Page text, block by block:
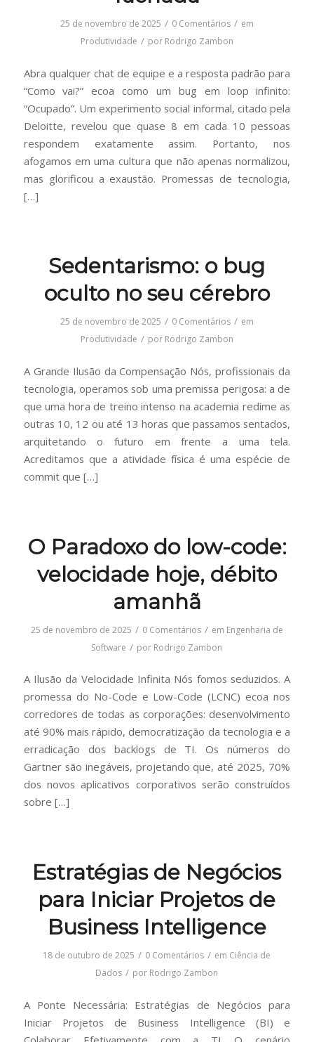
25 de novembro de 2025 / 0 Comentários / em
Produtividade / por Rodrigo Zambon
Abra qualquer chat de equipe e a resposta padrão para
“Como vai?” ecoa como um bug em loop infinito:
“Ocupado”. Um experimento social informal, citado pela
Deloitte, revelou que quase 8 em cada 10 pessoas
respondem exatamente assim. Portanto, nos
afogamos em uma cultura que não apenas normalizou,
mas glorificou a exaustão. Promessas de tecnologia,
[…]
Sedentarismo: o bug
oculto no seu cérebro
25 de novembro de 2025 / 0 Comentários / em
Produtividade / por Rodrigo Zambon
A Grande Ilusão da Compensação Nós, profissionais da
tecnologia, operamos sob uma premissa perigosa: a de
que uma hora de treino intenso na academia redime as
outras 10, 12 ou até 13 horas que passamos sentados,
arquitetando o futuro em frente a uma tela.
Acreditamos que a atividade física é uma espécie de
commit que […]
O Paradoxo do low-code:
velocidade hoje, débito
amanhã
25 de novembro de 2025 / 0 Comentários / em Engenharia de
Software / por Rodrigo Zambon
A Ilusão da Velocidade Infinita Nós fomos seduzidos. A
promessa do No-Code e Low-Code (LCNC) ecoa nos
corredores de todas as corporações: desenvolvimento
até 90% mais rápido, democratização da tecnologia e a
erradicação dos backlogs de TI. Os números do
Gartner são inegáveis, projetando que, até 2025, 70%
dos novos aplicativos corporativos serão construídos
sobre […]
Estratégias de Negócios
para Iniciar Projetos de
Business Intelligence
18 de outubro de 2025 / 0 Comentários / em Ciência de
Dados / por Rodrigo Zambon
A Ponte Necessária: Estratégias de Negócios para
Iniciar Projetos de Business Intelligence (BI) e